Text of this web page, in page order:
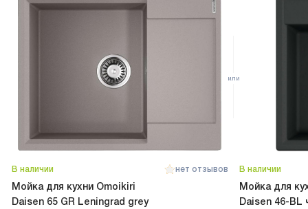
В наличии нет отзывов
Мойка для кухни Omoikiri
Daisen 65 GR Leningrad grey
В наличии
Мойка для
Daisen 46-BL